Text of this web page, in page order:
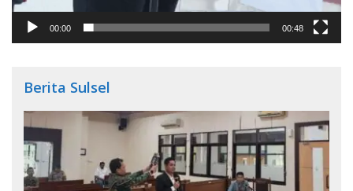
00:00 00:48
Berita Sulsel